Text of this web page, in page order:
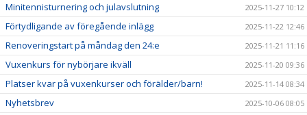
Minitennisturnering och julavslutning 2025-11-27 10:12
Förtydligande av föregående inlägg 2025-11-22 12:46
Renoveringstart på måndag den 24:e 2025-11-21 11:16
Vuxenkurs för nybörjare ikväll 2025-11-20 09:36
Platser kvar på vuxenkurser och förälder/barn! 2025-11-14 08:34
Nyhetsbrev 2025-10-06 08:05